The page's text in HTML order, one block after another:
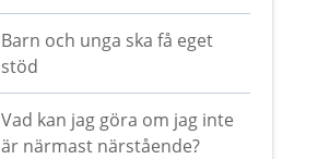
Barn och unga ska få eget
stöd
Vad kan jag göra om jag inte
är närmast närstående?